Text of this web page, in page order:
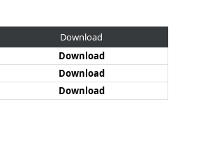
Download
Download
Download
Download